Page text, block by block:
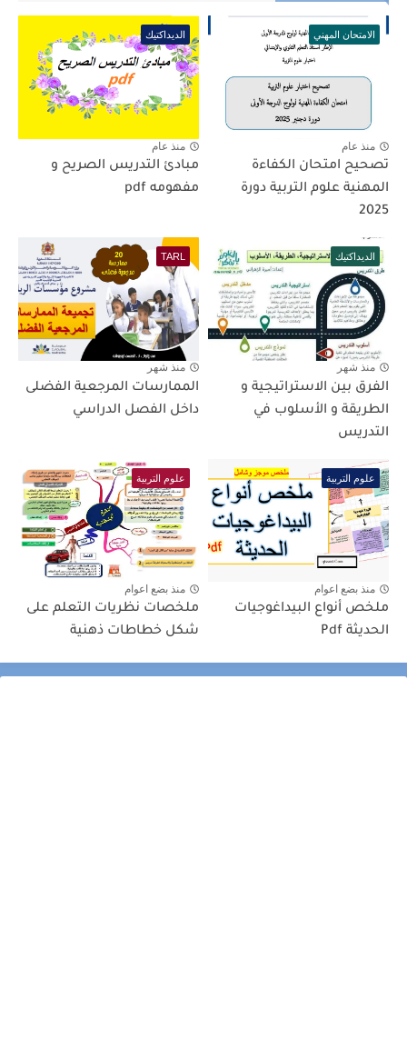
الامتحان المهني
منذ عام
تصحيح امتحان الكفاءة
المهنية علوم التربية دورة
2025
الديداكتيك
منذ عام
مبادئ التدريس الصريح و
مفهومه pdf
الديداكتيك
منذ شهر
الفرق بين الاستراتيجية و
الطريقة و الأسلوب في
التدريس
TARL
منذ شهر
الممارسات المرجعية الفضلى
داخل الفصل الدراسي
علوم التربية
منذ بضع اعوام
ملخص أنواع البيداغوجيات
الحديثة Pdf
علوم التربية
منذ بضع اعوام
ملخصات نظريات التعلم على
شكل خطاطات ذهنية